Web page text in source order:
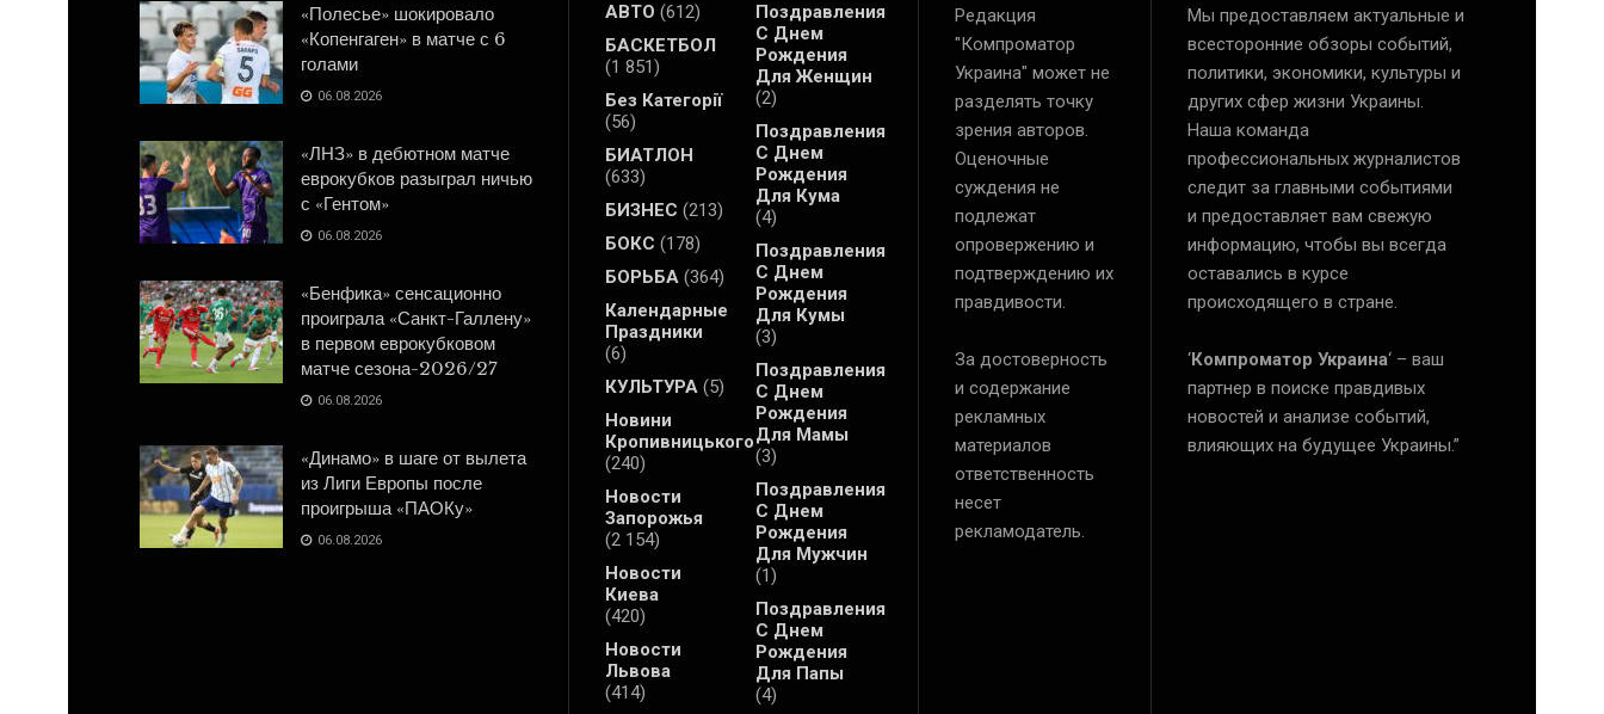
«Полесье» шокировало
«Копенгаген» в матче с 6
голами
06.08.2026
«ЛНЗ» в дебютном матче
еврокубков разыграл ничью
с «Гентом»
06.08.2026
«Бенфика» сенсационно
проиграла «Санкт-Галлену»
в первом еврокубковом
матче сезона-2026/27
06.08.2026
«Динамо» в шаге от вылета
из Лиги Европы после
проигрыша «ПАОКу»
06.08.2026
АВТО (612)
БАСКЕТБОЛ
(1 851)
Без Категорії
(56)
БИАТЛОН
(633)
БИЗНЕС (213)
БОКС (178)
БОРЬБА (364)
Календарные
Праздники
(6)
КУЛЬТУРА (5)
Новини
Кропивницького
(240)
Новости
Запорожья
(2 154)
Новости
Киева
(420)
Новости
Львова
(414)
Поздравления
С Днем
Рождения
Для Женщин
(2)
Поздравления
С Днем
Рождения
Для Кума
(4)
Поздравления
С Днем
Рождения
Для Кумы
(3)
Поздравления
С Днем
Рождения
Для Мамы
(3)
Поздравления
С Днем
Рождения
Для Мужчин
(1)
Поздравления
С Днем
Рождения
Для Папы
(4)
Редакция
"Компроматор
Украина" может не
разделять точку
зрения авторов.
Оценочные
суждения не
подлежат
опровержению и
подтверждению их
правдивости.
За достоверность
и содержание
рекламных
материалов
ответственность
несет
рекламодатель.
Мы предоставляем актуальные и
всесторонние обзоры событий,
политики, экономики, культуры и
других сфер жизни Украины.
Наша команда
профессиональных журналистов
следит за главными событиями
и предоставляет вам свежую
информацию, чтобы вы всегда
оставались в курсе
происходящего в стране.
‘Компроматор Украина‘ – ваш
партнер в поиске правдивых
новостей и анализе событий,
влияющих на будущее Украины.”